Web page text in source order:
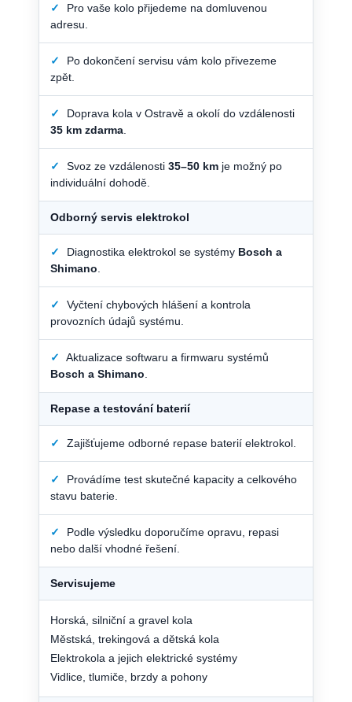
✓
Pro vaše kolo přijedeme na domluvenou
adresu.
✓
Po dokončení servisu vám kolo přivezeme
zpět.
✓
Doprava kola v Ostravě a okolí do vzdálenosti
35 km zdarma
✓ Svoz ze vzdálenosti 35–50 km je možný po
individuální dohodě.
Odborný servis elektrokol
✓ Diagnostika elektrokol se systémy Bosch a
Shimano
✓
Vyčtení chybových hlášení a kontrola
provozních údajů systému.
✓
Aktualizace softwaru a firmwaru systémů
Bosch a Shimano
Repase a testování baterií
✓ Zajišťujeme odborné repase baterií elektrokol.
✓
Provádíme test skutečné kapacity a celkového
stavu baterie.
✓
Podle výsledku doporučíme opravu, repasi
nebo další vhodné řešení.
Servisujeme
Horská, silniční a gravel kola
Městská, trekingová a dětská kola
Elektrokola a jejich elektrické systémy
Vidlice, tlumiče, brzdy a pohony